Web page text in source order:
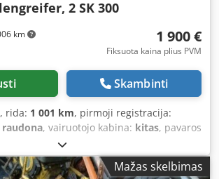
km
2 SK 300
1 900 €
Fiksuota kaina plius PVM
Skambinti
, rida: 1 001 km, pirmoji registracija:
raudona, vairuotojo kabina: kitas, pavaros
nėra
užraktas, papildomi žibintai,
, Mažas skelbimas